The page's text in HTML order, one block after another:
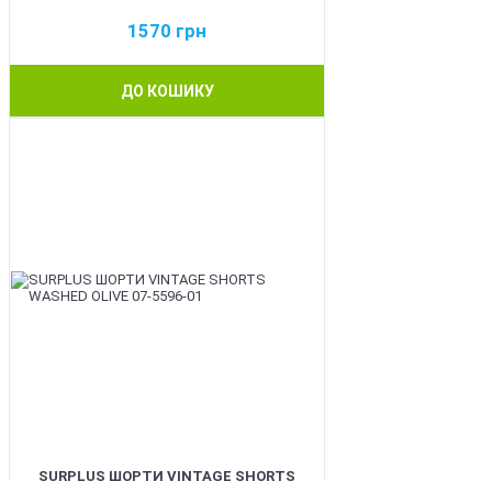
1570 грн
ДО КОШИКУ
SURPLUS ШОРТИ VINTAGE SHORTS